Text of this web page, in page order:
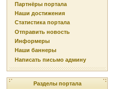
Партнёры портала
Наши достижения
Статистика портала
Отправить новость
Информеры
Наши баннеры
Написать письмо админу
Разделы портала